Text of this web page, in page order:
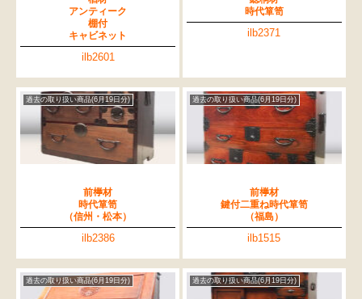
アンティーク
棚付
キャビネット
ilb2601
時代箪笥
ilb2371
過去の取り扱い商品(6月19日分)
前﨔材
時代箪笥
（信州・松本）
ilb2386
過去の取り扱い商品(6月19日分)
前﨔材
鍵付二重ね時代箪笥
（福島）
ilb1515
過去の取り扱い商品(6月19日分) 過去の取り扱い商品(6月19日分)